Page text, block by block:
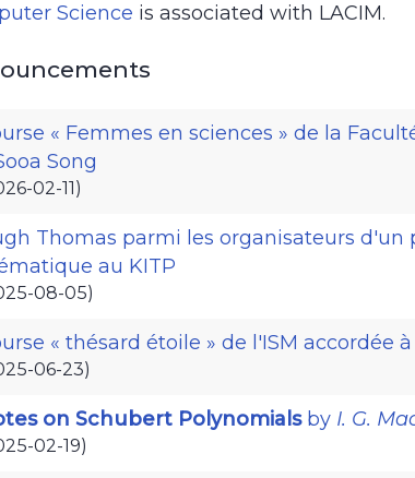
Science is associated with LACIM.
« Femmes en sciences » de la
Song
02-11)
Thomas parmi les organisateurs d'un
au KITP
08-05)
« thésard étoile » de l'ISM accordée
06-23)
on Schubert Polynomialsby I. G.
02-19)